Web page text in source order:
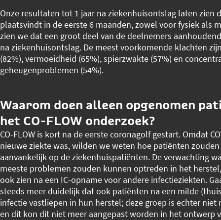
Onze resultaten tot 1 jaar na ziekenhuisontslag laten zien
plaatsvindt in de eerste 6 maanden, zowel voor fysiek als
zien we dat een groot deel van de deelnemers
na ziekenhuisontslag. De meest voorkomende klachten
(82%), vermoeidheid (65%), spierzwakte (57%) en
geheugenproblemen (54%).
Waarom doen alleen opgenomen
het CO-FLOW onderzoek?
CO-FLOW is kort na de eerste coronagolf gestart. Omdat
nieuwe ziekte was, wilden we weten hoe patiënten
aanvankelijk op de ziekenhuispatiënten. De verwachting
meeste problemen zouden kunnen optreden in het
ook zien na een IC-opname voor andere infectieziekten.
steeds meer duidelijk dat ook patiënten na een milde
infectie vastliepen in hun herstel; deze groep is echter niet
en dit kon dit niet meer aangepast worden in het ontwerp